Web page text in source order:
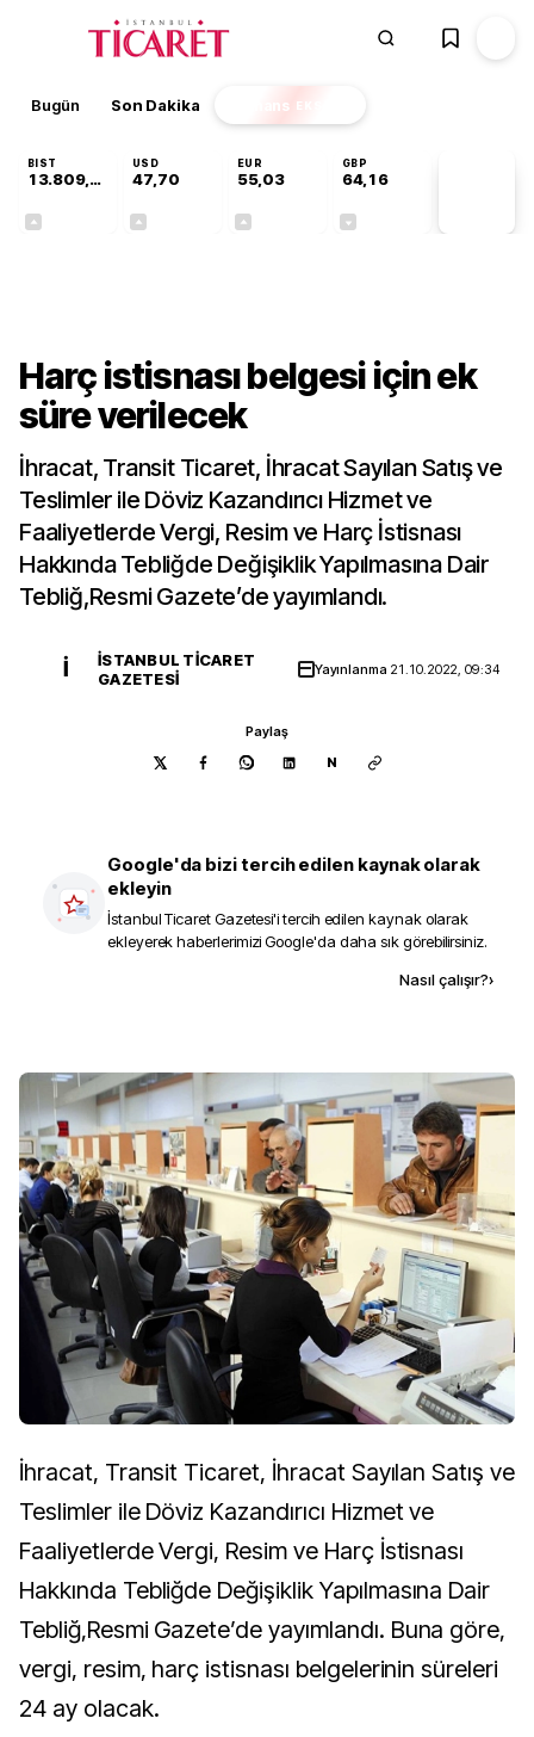
Bugün Son Dakika Finans EKSTRA
BIST
13.809,07
USD
47,70
EUR
55,03
GBP
64,16
Harç istisnası belgesi için ek
süre verilecek
İhracat, Transit Ticaret, İhracat Sayılan Satış ve
Teslimler ile Döviz Kazandırıcı Hizmet ve
Faaliyetlerde Vergi, Resim ve Harç İstisnası
Hakkında Tebliğde Değişiklik Yapılmasına Dair
Tebliğ,Resmi Gazete’de yayımlandı.
İ
İSTANBUL TICARET
GAZETESI
Yayınlanma 21.10.2022, 09:34
Paylaş
N
Google'da bizi tercih edilen kaynak olarak
ekleyin
İstanbul Ticaret Gazetesi'i tercih edilen kaynak olarak
ekleyerek haberlerimizi Google'da daha sık görebilirsiniz.
Nasıl çalışır?›
İhracat, Transit Ticaret, İhracat Sayılan Satış ve
Teslimler ile Döviz Kazandırıcı Hizmet ve
Faaliyetlerde Vergi, Resim ve Harç İstisnası
Hakkında Tebliğde Değişiklik Yapılmasına Dair
Tebliğ,Resmi Gazete’de yayımlandı. Buna göre,
vergi, resim, harç istisnası belgelerinin süreleri
24 ay olacak.